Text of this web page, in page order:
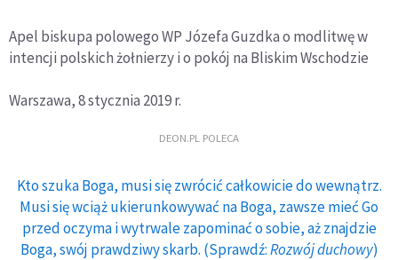
Apel biskupa polowego WP Józefa Guzdka o modlitwę w
intencji polskich żołnierzy i o pokój na Bliskim Wschodzie
Warszawa, 8 stycznia 2019 r.
DEON.PL POLECA
Kto szuka Boga, musi się zwrócić całkowicie do wewnątrz.
Musi się wciąż ukierunkowywać na Boga, zawsze mieć Go
przed oczyma i wytrwale zapominać o sobie, aż znajdzie
Boga, swój prawdziwy skarb. (Sprawdź:Rozwój duchowy)